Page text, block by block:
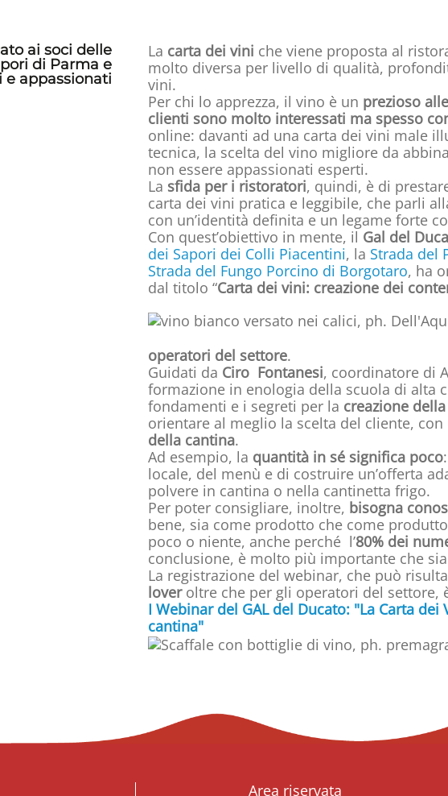
ai soci delle
di Parma e
e appassionati
La carta dei vini che viene proposta al
molto diversa per livello di qualità,
vini.
Per chi lo apprezza, il vino è un prezioso
clienti sono molto interessati ma spesso
online: davanti ad una carta dei vini male
tecnica, la scelta del vino migliore da
non essere appassionati esperti.
La sfida per i ristoratori, quindi, è di
carta dei vini pratica e leggibile, che parli
con un’identità definita e un legame forte
Con quest’obiettivo in mente, il Gal del
dei Sapori dei Colli Piacentini, la Strada del
Strada del Fungo Porcino di Borgotaro, ha
dal titolo “Carta dei vini: creazione dei
operatori del settore.
Guidati da Ciro Fontanesi, coordinatore di
formazione in enologia della scuola di alta
fondamenti e i segreti per la creazione
orientare al meglio la scelta del cliente,
della cantina.
Ad esempio, la quantità in sé significa poco
locale, del menù e di costruire un’offerta
polvere in cantina o nella cantinetta frigo.
Per poter consigliare, inoltre, bisogna
bene, sia come prodotto che come
poco o niente, anche perché l’80% dei
conclusione, è molto più importante che
La registrazione del webinar, che può
loveroltre che per gli operatori del settore,
I Webinar del GAL del Ducato: "La Carta
cantina"
Area riservata